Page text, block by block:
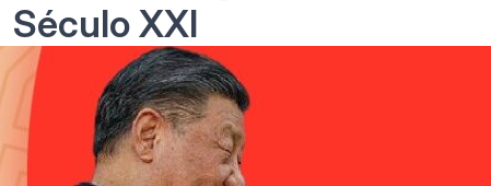
Século XXI